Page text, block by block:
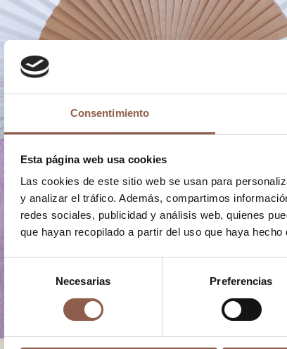
Consentimiento
Esta página web usa cookies
Las cookies de este sitio web se usan para
y analizar el tráfico. Además, compartimos
redes sociales, publicidad y análisis web, quienes
que hayan recopilado a partir del uso que haya
consentimiento
Necesarias Preferencias